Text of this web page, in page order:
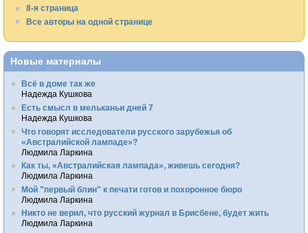
8-я страница
Все авторы на одной странице
Новые материалы
Всё в доме так же
Надежда Кушкова
Есть смысл в мельканьи дней 7
Надежда Кушкова
Что говорят исследователи русского зарубежья об
«Австралийской лампаде»?
Людмила Ларкина
Как ты, «Австралийская лампада», живешь сегодня?
Людмила Ларкина
Мой "первый блин" к печати готов и похоронное бюро
Людмила Ларкина
Никто не верил, что русский журнал в Брисбене, будет жить
Людмила Ларкина